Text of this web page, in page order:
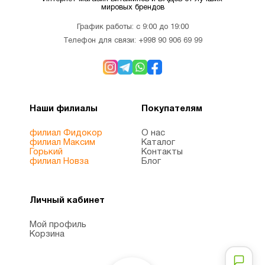
мировых брендов
График работы: с 9:00 до 19:00
Телефон для связи: +998 90 906 69 99
Наши филиалы
филиал Фидокор
филиал Максим
Горький
филиал Новза
Покупателям
О нас
Каталог
Контакты
Блог
Личный кабинет
Мой профиль
Корзина